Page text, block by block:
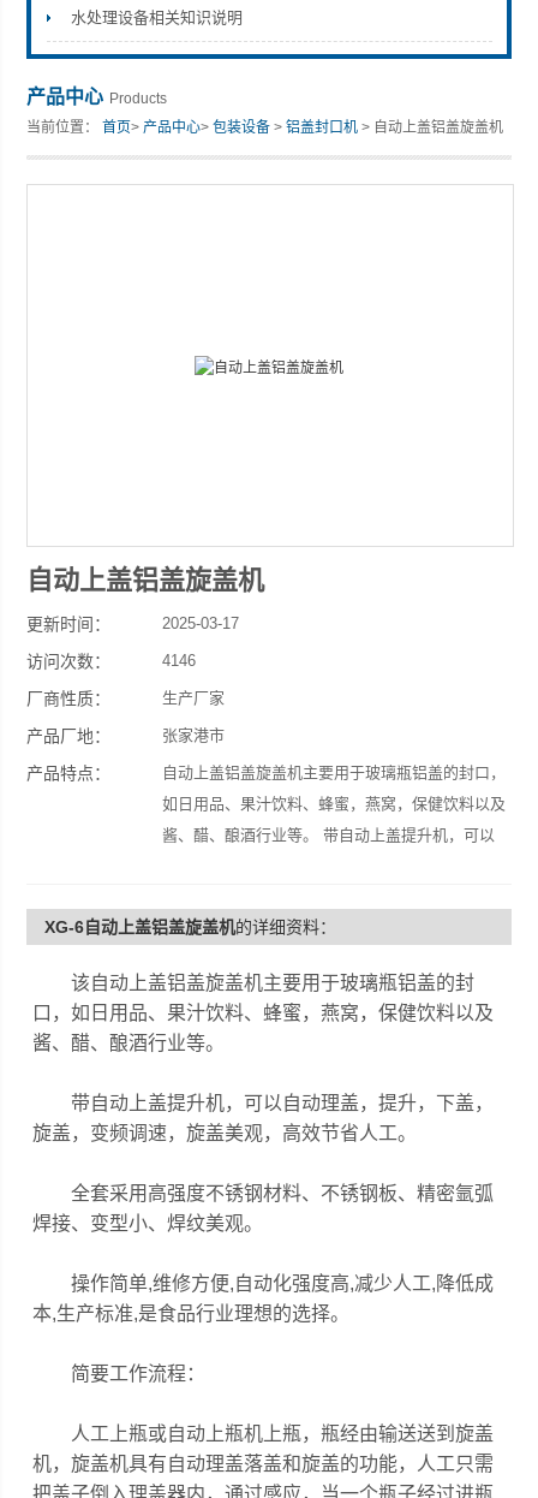
水处理设备相关知识说明
产品中心 Products
当前位置：首页>产品中心>包装设备 >铝盖封口机 > 自动上盖铝盖旋盖机
自动上盖铝盖旋盖机
更新时间： 2025-03-17
访问次数： 4146
厂商性质： 生产厂家
产品厂地： 张家港市
产品特点：
自动上盖铝盖旋盖机主要用于玻璃瓶铝盖的封口，
如日用品、果汁饮料、蜂蜜，燕窝，保健饮料以及
酱、醋、酿酒行业等。 带自动上盖提升机，可以
XG-6自动上盖铝盖旋盖机的详细资料：
该自动上盖铝盖旋盖机主要用于玻璃瓶铝盖的封
口，如日用品、果汁饮料、蜂蜜，燕窝，保健饮料以及
酱、醋、酿酒行业等。
带自动上盖提升机，可以自动理盖，提升，下盖，
旋盖，变频调速，旋盖美观，高效节省人工。
全套采用高强度不锈钢材料、不锈钢板、精密氩弧
焊接、变型小、焊纹美观。
操作简单,维修方便,自动化强度高,减少人工,降低成
本,生产标准,是食品行业理想的选择。
简要工作流程：
人工上瓶或自动上瓶机上瓶，瓶经由输送送到旋盖
机，旋盖机具有自动理盖落盖和旋盖的功能，人工只需
把盖子倒入理盖器内，通过感应，当一个瓶子经过进瓶